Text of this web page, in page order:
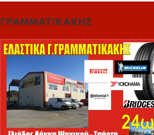
ΓΡΑΜΜΑΤΙΚΑΚΗΣ